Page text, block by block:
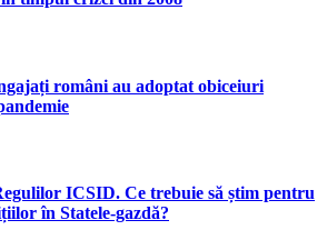
români au adoptat obiceiuri
ICSID. Ce trebuie să știm pentru
în Statele-gazdă?